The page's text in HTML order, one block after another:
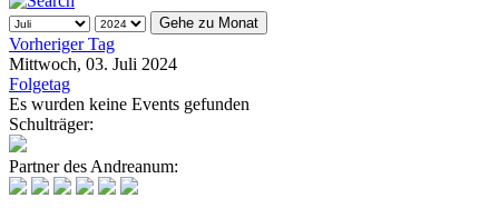
Gehe zu Monat
Vorheriger Tag
Mittwoch, 03. Juli 2024
Folgetag
Es wurden keine Events gefunden
Schulträger:
Partner des Andreanum: